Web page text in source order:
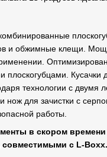
и обжимные клещи.
плоскогубцами.
технологии с двумя
для зачистки с
работы.
в скором
с L-Boxx.